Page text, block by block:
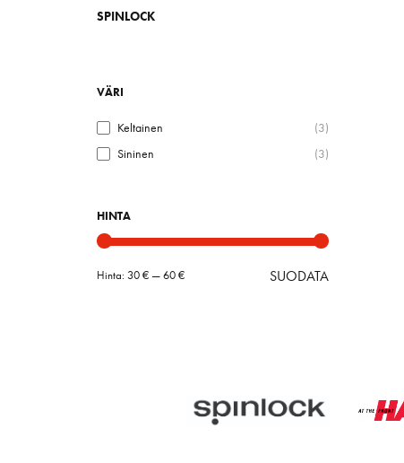
SPINLOCK
VÄRI
Keltainen
(3)
Sininen
(3)
HINTA
Minimihinta
Maksimihinta
SUODATA
Hinta: 30 €—60 €